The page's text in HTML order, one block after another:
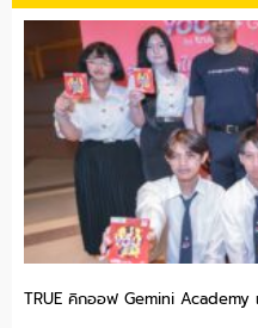
TRUE คิกออฟ Gemini Academy